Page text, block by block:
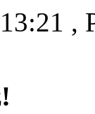
,